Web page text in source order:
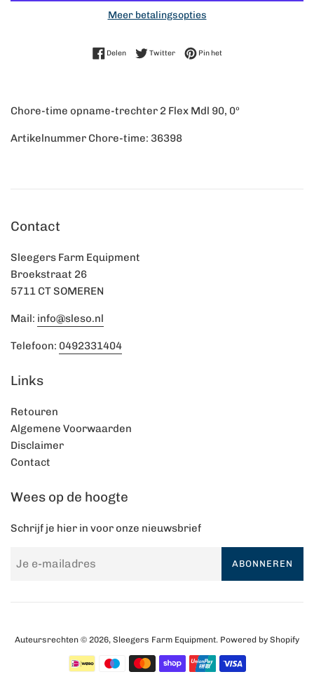
Meer betalingsopties
DelenDelen op Facebook
TwitterTwitteren op Twitter
Pin hetPinnen op Pinterest
Chore-time opname-trechter 2 Flex Mdl 90, 0º
Artikelnummer Chore-time: 36398
Contact
Sleegers Farm Equipment
Broekstraat 26
5711 CT SOMEREN
Mail: info@sleso.nl
Telefoon: 0492331404
Links
Retouren
Algemene Voorwaarden
Disclaimer
Contact
Wees op de hoogte
Schrijf je hier in voor onze nieuwsbrief
ABONNEREN
Auteursrechten © 2026, Sleegers Farm Equipment. Powered by Shopify
Betalingspictogrammen